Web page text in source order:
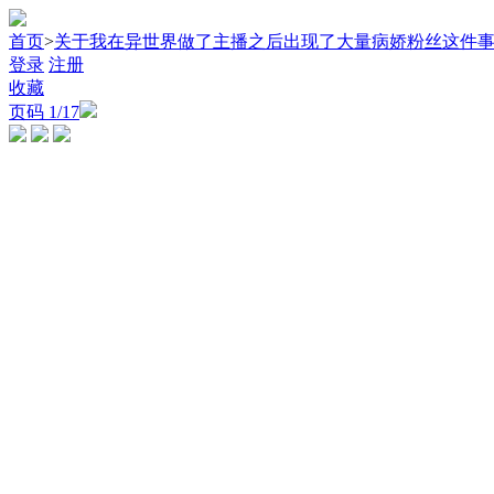
首页>关于我在异世界做了主播之后出现了大量病娇粉丝这件事
登录 注册
收藏
页码 1/17